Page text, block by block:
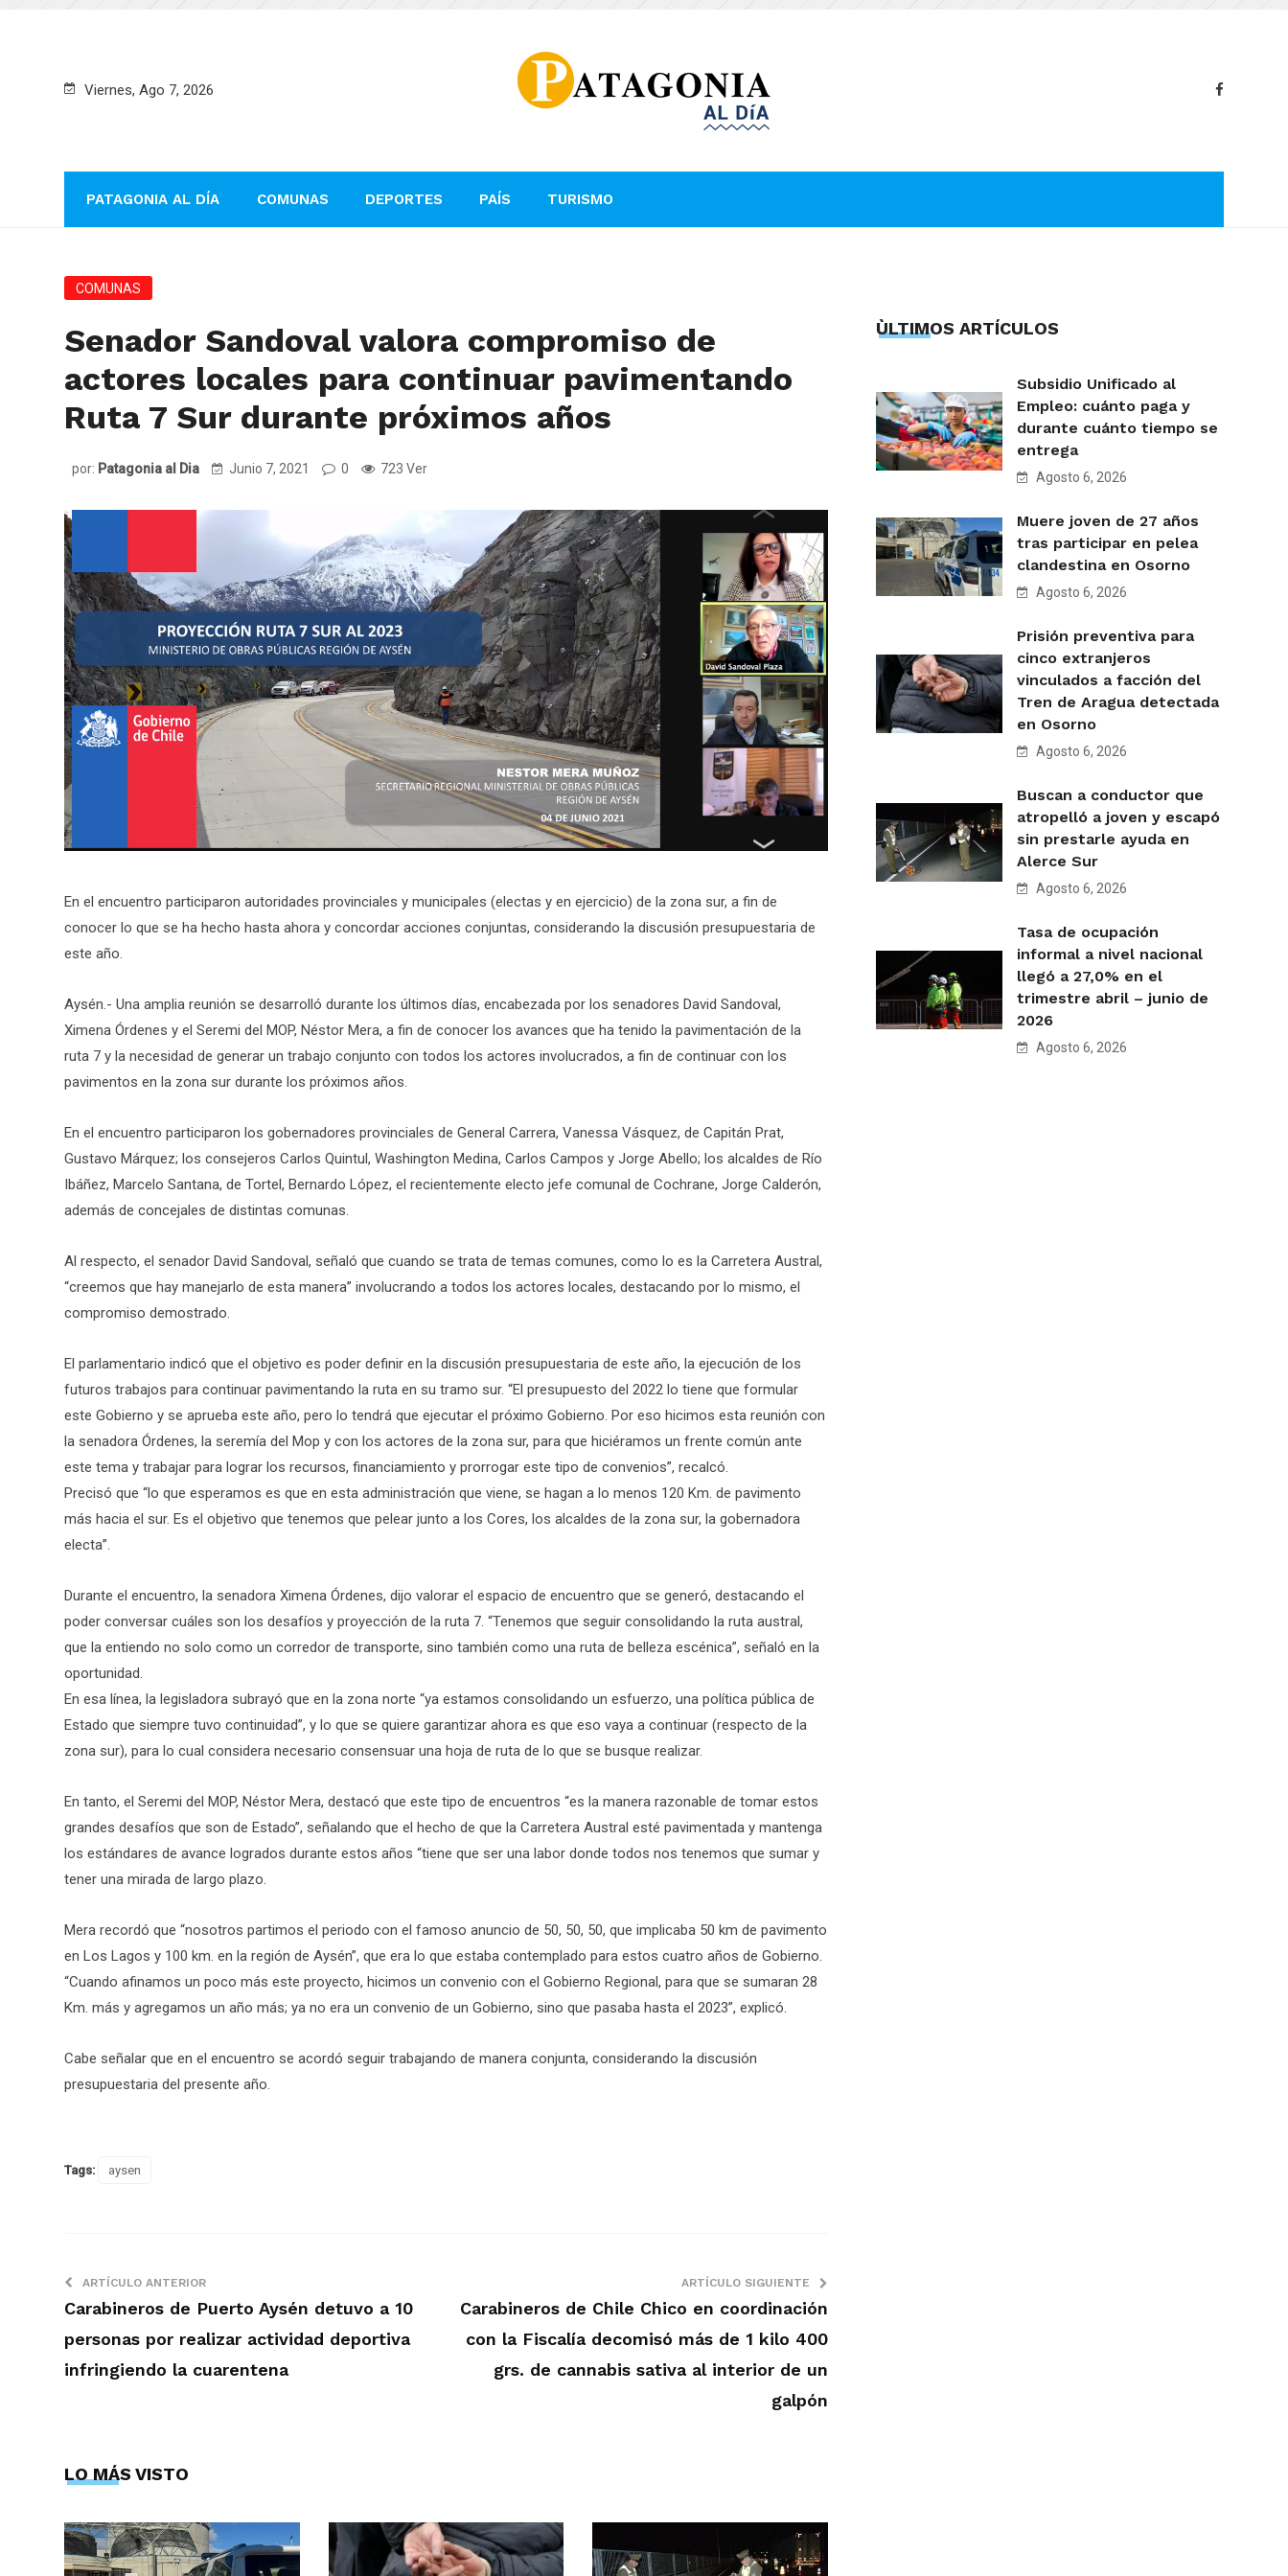
Viernes, Ago 7, 2026
PATAGONIA AL DÍA COMUNAS DEPORTES PAÍS TURISMO
COMUNAS
Senador Sandoval valora compromiso de
actores locales para continuar pavimentando
Ruta 7 Sur durante próximos años
por: Patagonia al Dia Junio 7, 2021 0 723 Ver
En el encuentro participaron autoridades provinciales y municipales (electas y en ejercicio) de la zona sur, a fin de
conocer lo que se ha hecho hasta ahora y concordar acciones conjuntas, considerando la discusión presupuestaria de
este año.
Aysén.- Una amplia reunión se desarrolló durante los últimos días, encabezada por los senadores David Sandoval,
Ximena Órdenes y el Seremi del MOP, Néstor Mera, a fin de conocer los avances que ha tenido la pavimentación de la
ruta 7 y la necesidad de generar un trabajo conjunto con todos los actores involucrados, a fin de continuar con los
pavimentos en la zona sur durante los próximos años.
En el encuentro participaron los gobernadores provinciales de General Carrera, Vanessa Vásquez, de Capitán Prat,
Gustavo Márquez; los consejeros Carlos Quintul, Washington Medina, Carlos Campos y Jorge Abello; los alcaldes de Río
Ibáñez, Marcelo Santana, de Tortel, Bernardo López, el recientemente electo jefe comunal de Cochrane, Jorge Calderón,
además de concejales de distintas comunas.
Al respecto, el senador David Sandoval, señaló que cuando se trata de temas comunes, como lo es la Carretera Austral,
“creemos que hay manejarlo de esta manera” involucrando a todos los actores locales, destacando por lo mismo, el
compromiso demostrado.
El parlamentario indicó que el objetivo es poder definir en la discusión presupuestaria de este año, la ejecución de los
futuros trabajos para continuar pavimentando la ruta en su tramo sur. “El presupuesto del 2022 lo tiene que formular
este Gobierno y se aprueba este año, pero lo tendrá que ejecutar el próximo Gobierno. Por eso hicimos esta reunión con
la senadora Órdenes, la seremía del Mop y con los actores de la zona sur, para que hiciéramos un frente común ante
este tema y trabajar para lograr los recursos, financiamiento y prorrogar este tipo de convenios”, recalcó.
Precisó que “lo que esperamos es que en esta administración que viene, se hagan a lo menos 120 Km. de pavimento
más hacia el sur. Es el objetivo que tenemos que pelear junto a los Cores, los alcaldes de la zona sur, la gobernadora
electa”.
Durante el encuentro, la senadora Ximena Órdenes, dijo valorar el espacio de encuentro que se generó, destacando el
poder conversar cuáles son los desafíos y proyección de la ruta 7. “Tenemos que seguir consolidando la ruta austral,
que la entiendo no solo como un corredor de transporte, sino también como una ruta de belleza escénica”, señaló en la
oportunidad.
En esa línea, la legisladora subrayó que en la zona norte “ya estamos consolidando un esfuerzo, una política pública de
Estado que siempre tuvo continuidad”, y lo que se quiere garantizar ahora es que eso vaya a continuar (respecto de la
zona sur), para lo cual considera necesario consensuar una hoja de ruta de lo que se busque realizar.
En tanto, el Seremi del MOP, Néstor Mera, destacó que este tipo de encuentros “es la manera razonable de tomar estos
grandes desafíos que son de Estado”, señalando que el hecho de que la Carretera Austral esté pavimentada y mantenga
los estándares de avance logrados durante estos años “tiene que ser una labor donde todos nos tenemos que sumar y
tener una mirada de largo plazo.
Mera recordó que “nosotros partimos el periodo con el famoso anuncio de 50, 50, 50, que implicaba 50 km de pavimento
en Los Lagos y 100 km. en la región de Aysén”, que era lo que estaba contemplado para estos cuatro años de Gobierno.
“Cuando afinamos un poco más este proyecto, hicimos un convenio con el Gobierno Regional, para que se sumaran 28
Km. más y agregamos un año más; ya no era un convenio de un Gobierno, sino que pasaba hasta el 2023”, explicó.
Cabe señalar que en el encuentro se acordó seguir trabajando de manera conjunta, considerando la discusión
presupuestaria del presente año.
Tags: aysen
ARTÍCULO ANTERIOR
Carabineros de Puerto Aysén detuvo a 10
personas por realizar actividad deportiva
infringiendo la cuarentena
ARTÍCULO SIGUIENTE
Carabineros de Chile Chico en coordinación
con la Fiscalía decomisó más de 1 kilo 400
grs. de cannabis sativa al interior de un
galpón
LO MÁS VISTO
ÙLTIMOS ARTÍCULOS
Subsidio Unificado al
Empleo: cuánto paga y
durante cuánto tiempo se
entrega
Agosto 6, 2026
Muere joven de 27 años
tras participar en pelea
clandestina en Osorno
Agosto 6, 2026
Prisión preventiva para
cinco extranjeros
vinculados a facción del
Tren de Aragua detectada
en Osorno
Agosto 6, 2026
Buscan a conductor que
atropelló a joven y escapó
sin prestarle ayuda en
Alerce Sur
Agosto 6, 2026
Tasa de ocupación
informal a nivel nacional
llegó a 27,0% en el
trimestre abril – junio de
2026
Agosto 6, 2026